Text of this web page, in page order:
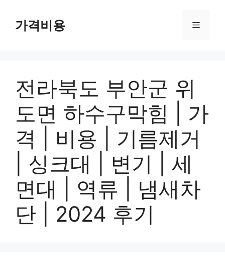
가격비용 메
전라북도 부안군 위
도면 하수구막힘 | 가
격 | 비용 | 기름제거
| 싱크대 | 변기 | 세
면대 | 역류 | 냄새차
단 | 2024 후기